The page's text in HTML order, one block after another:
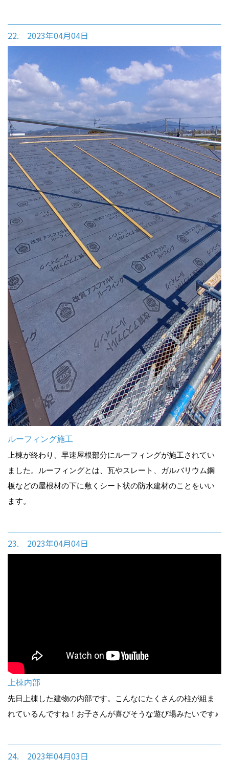
22. 2023年04月04日
ルーフィング施工
上棟が終わり、早速屋根部分にルーフィングが施工されてい
ました。ルーフィングとは、瓦やスレート、ガルバリウム鋼
板などの屋根材の下に敷くシート状の防水建材のことをいい
ます。
23. 2023年04月04日
上棟内部
先日上棟した建物の内部です。こんなにたくさんの柱が組ま
れているんですね！お子さんが喜びそうな遊び場みたいです♪
24. 2023年04月03日